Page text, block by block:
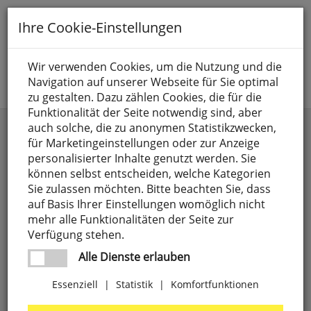
Toggle
Suche nach
Jetzt anmelden
Pendelleuchten
Ihre Cookie-Einstellungen
Wir verwenden Cookies, um die Nutzung und die
Navigation auf unserer Webseite für Sie optimal
zu gestalten. Dazu zählen Cookies, die für die
Funktionalität der Seite notwendig sind, aber
auch solche, die zu anonymen Statistikzwecken,
für Marketingeinstellungen oder zur Anzeige
personalisierter Inhalte genutzt werden. Sie
können selbst entscheiden, welche Kategorien
Sie zulassen möchten. Bitte beachten Sie, dass
auf Basis Ihrer Einstellungen womöglich nicht
mehr alle Funktionalitäten der Seite zur
Verfügung stehen.
Alle Dienste erlauben
Essenziell | Statistik | Komfortfunktionen